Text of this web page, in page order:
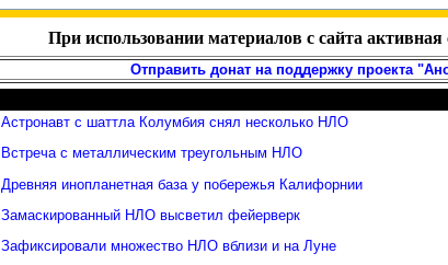
При использовании материалов с сайта активная
Отправить донат на поддержку проекта
Астронавт с шаттла Колумбия снял несколько НЛО
Встреча с металлическим треугольным НЛО
Древняя инопланетная база у побережья Калифорнии
Замаскированный НЛО высветил фейерверк
Зафиксировали множество НЛО вблизи и на Луне